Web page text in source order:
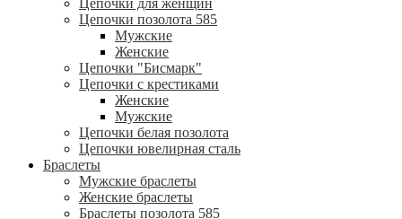
Цепочки для женщин
Цепочки позолота 585
Мужские
Женские
Цепочки "Бисмарк"
Цепочки с крестиками
Женские
Мужские
Цепочки белая позолота
Цепочки ювелирная сталь
Браслеты
Мужские браслеты
Женские браслеты
Браслеты позолота 585